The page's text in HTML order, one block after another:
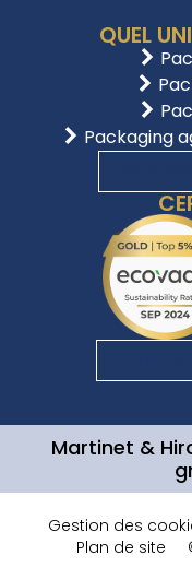
QUEL
Packaging
Martinet &
Gestion des
Plan de site